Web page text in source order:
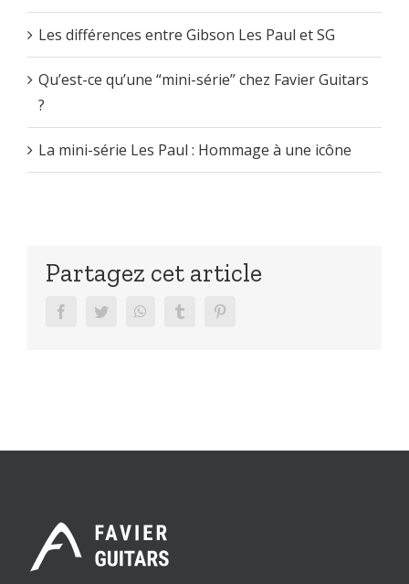
Les différences entre Gibson Les Paul et SG
Qu’est-ce qu’une “mini-série” chez Favier Guitars
?
La mini-série Les Paul : Hommage à une icône
Partagez cet article
facebooktwitter whatsapptumblr